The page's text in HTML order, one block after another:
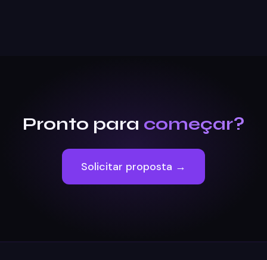
Pronto para começar?
Solicitar proposta →